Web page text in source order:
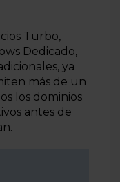
Turbo,
Dedicado,
ya
más de un
los dominios
antes de